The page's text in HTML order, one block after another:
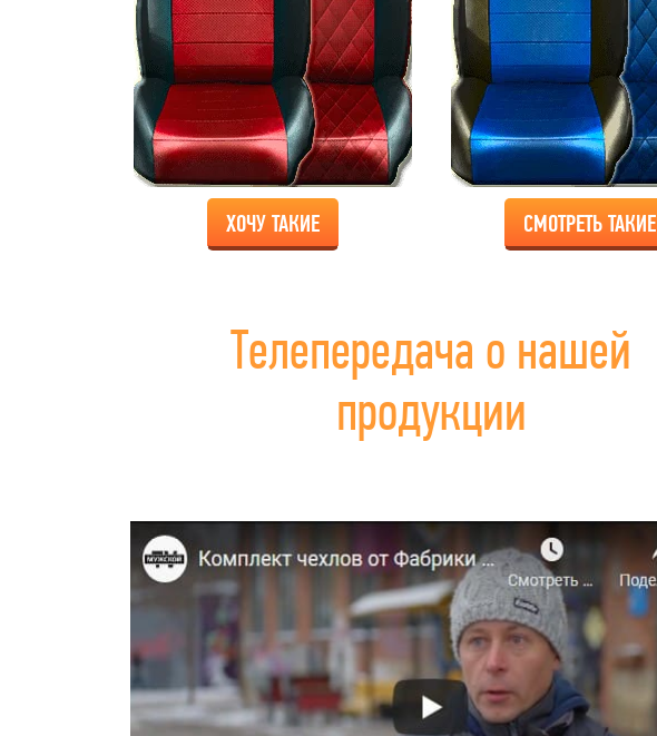
ХОЧУ ТАКИЕ СМОТРЕТЬ ТАКИЕ
Телепередача о нашей
продукции